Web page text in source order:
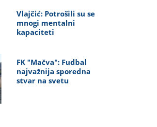
Vlajčić: Potrošili su se
mnogi mentalni
kapaciteti
FK "Mačva": Fudbal
najvažnija sporedna
stvar na svetu